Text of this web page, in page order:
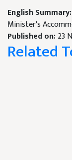
English Summary:
Minister's
Published on:23
Related